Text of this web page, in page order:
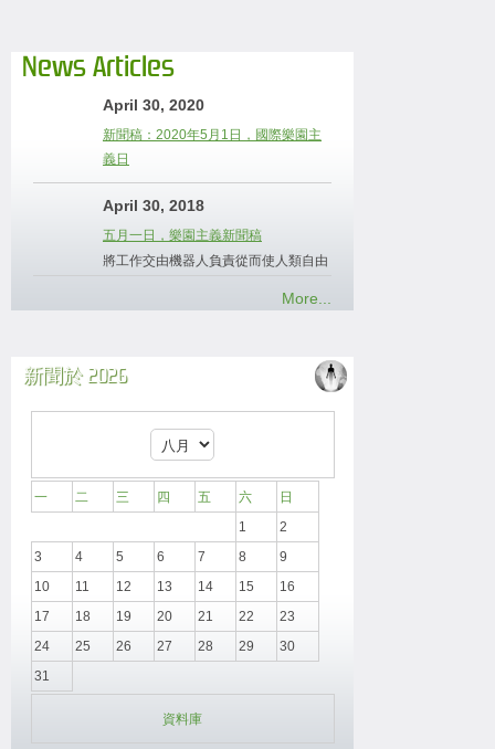
News Articles
April 30, 2020
新聞稿：2020年5月1日，國際樂園主
義日
April 30, 2018
五月一日，樂園主義新聞稿
將工作交由機器人負責從而使人類自由
More...
新聞於 2026
一 二 三 四 五 六
日
1
2
3
4 5 6 7 8
9
10
11 12 13 14 15
16
17
18 19 20 21 22
23
24
25 26 27 28 29
30
31
資料庫